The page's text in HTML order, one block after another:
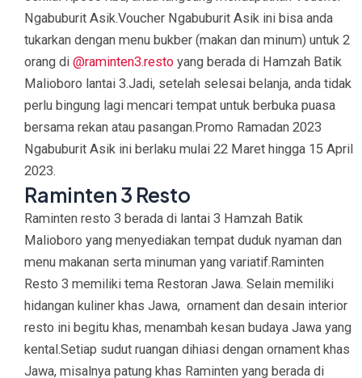
Ngabuburit Asik.Voucher Ngabuburit Asik ini bisa anda
tukarkan dengan menu bukber (makan dan minum) untuk 2
orang di @raminten3.resto yang berada di Hamzah Batik
Malioboro lantai 3.Jadi, setelah selesai belanja, anda tidak
perlu bingung lagi mencari tempat untuk berbuka puasa
bersama rekan atau pasangan.Promo Ramadan 2023
Ngabuburit Asik ini berlaku mulai 22 Maret hingga 15 April
2023.
Raminten 3 Resto
Raminten resto 3 berada di lantai 3 Hamzah Batik
Malioboro yang menyediakan tempat duduk nyaman dan
menu makanan serta minuman yang variatif.Raminten
Resto 3 memiliki tema Restoran Jawa. Selain memiliki
hidangan kuliner khas Jawa, ornament dan desain interior
resto ini begitu khas, menambah kesan budaya Jawa yang
kental.Setiap sudut ruangan dihiasi dengan ornament khas
Jawa, misalnya patung khas Raminten yang berada di